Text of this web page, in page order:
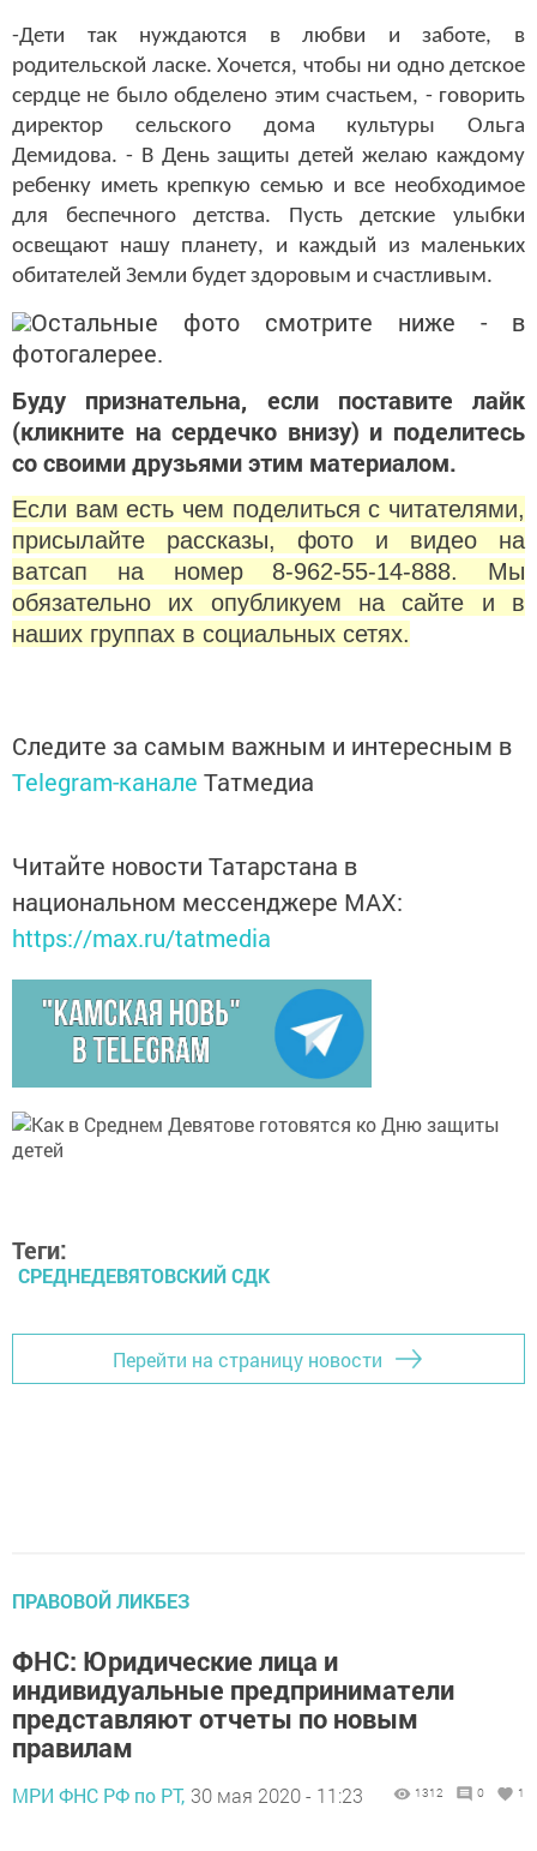
-Дети так нуждаются в любви и заботе, в
родительской ласке. Хочется, чтобы ни одно детское
сердце не было обделено этим счастьем, - говорить
директор сельского дома культуры Ольга
Демидова. - В День защиты детей желаю каждому
ребенку иметь крепкую семью и все необходимое
для беспечного детства. Пусть детские улыбки
освещают нашу планету, и каждый из маленьких
обитателей Земли будет здоровым и счастливым.
Остальные фото смотрите ниже - в
фотогалерее.
Буду признательна, если поставите лайк
(кликните на сердечко внизу) и поделитесь
со своими друзьями этим материалом.
Если вам есть чем поделиться с читателями,
присылайте рассказы, фото и видео на
ватсап на номер 8-962-55-14-888. Мы
обязательно их опубликуем на сайте и в
наших группах в социальных сетях.
Следите за самым важным и интересным в
Telegram-канале Татмедиа
Читайте новости Татарстана в
национальном мессенджере MАХ:
https://max.ru/tatmedia
Теги:
СРЕДНЕДЕВЯТОВСКИЙ СДК
Перейти на страницу новости
ПРАВОВОЙ ЛИКБЕЗ
ФНС: Юридические лица и
индивидуальные предприниматели
представляют отчеты по новым
правилам
МРИ ФНС РФ по РТ, 30 мая 2020 - 11:23 1312 0 1